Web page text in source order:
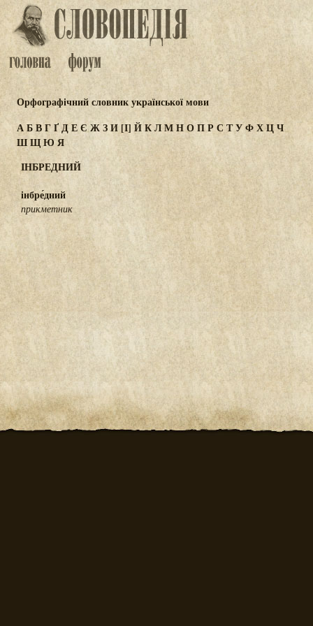
Орфографічний словник української мови
АБВГҐДЕЄ ЖЗИ[І] ЙКЛМНОПР СТУФХЦЧ
ШЩЮЯ
ІНБРЕДНИЙ
інбре́дний
прикметник